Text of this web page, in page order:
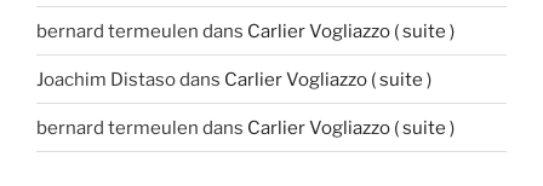
bernard termeulen dans Carlier Vogliazzo ( suite )
Joachim Distasodans Carlier Vogliazzo ( suite )
bernard termeulen dans Carlier Vogliazzo ( suite )